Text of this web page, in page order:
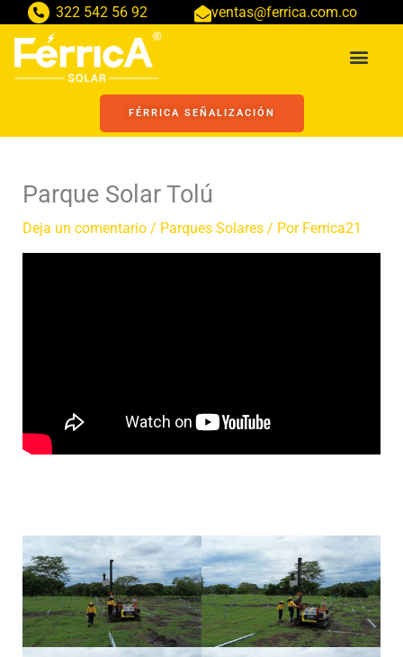
contenido
322 542 56 92 ventas@ferrica.com.co
FÉRRICA SEÑALIZACIÓN
Parque Solar Tolú
Deja un comentario / Parques Solares/ Por Ferrica21